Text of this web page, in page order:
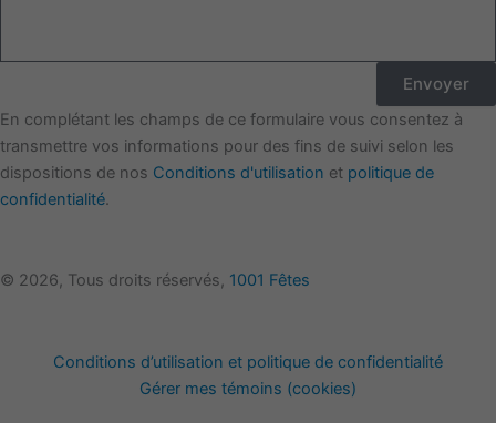
Envoyer
En complétant les champs de ce formulaire vous consentez à
transmettre vos informations pour des fins de suivi selon les
dispositions de nos Conditions d'utilisation et politique de
confidentialité.
© 2026, Tous droits réservés, 1001 Fêtes
Conditions d’utilisation et politique de confidentialité
Gérer mes témoins (cookies)